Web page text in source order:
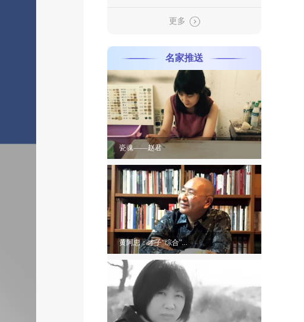
更多
名家推送
瓷魂——赵君
黄阿忠：才子“综合”...